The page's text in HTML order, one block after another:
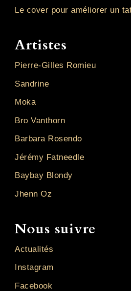
Le cover pour améliorer un
Artistes
Pierre-Gilles Romieu
Sandrine
Moka
Bro Vanthorn
Barbara Rosendo
Jérémy Fatneedle
Baybay Blondy
Jhenn Oz
Nous suivre
Actualités
Instagram
Facebook